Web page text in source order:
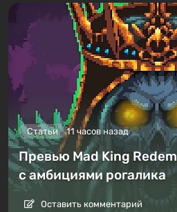
Статьи 11 часов назад
Превью Mad King
с амбициями рогалика
Оставить комментарий